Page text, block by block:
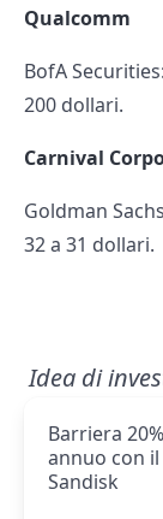
Qualcomm
BofA
200 dollari.
Carnival
Goldman
32 a 31 dollari.
Idea di
Barriera
annuo con il
Sandisk